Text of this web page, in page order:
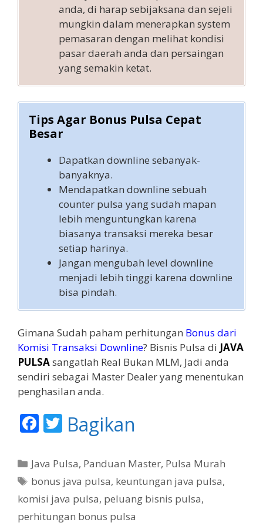
anda, di harap sebijaksana dan sejeli
mungkin dalam menerapkan system
pemasaran dengan melihat kondisi
pasar daerah anda dan persaingan
yang semakin ketat.
Tips Agar Bonus Pulsa Cepat
Besar
Dapatkan downline sebanyak-
banyaknya.
Mendapatkan downline sebuah
counter pulsa yang sudah mapan
lebih menguntungkan karena
biasanya transaksi mereka besar
setiap harinya.
Jangan mengubah level downline
menjadi lebih tinggi karena downline
bisa pindah.
Gimana Sudah paham perhitungan Bonus dari
Komisi Transaksi Downline? Bisnis Pulsa di JAVA
PULSAsangatlah Real Bukan MLM, Jadi anda
sendiri sebagai Master Dealer yang menentukan
penghasilan anda.
F
e
b
o
o
T
itt
er
Bagikan
K
a
e
g
Java Pulsa, Panduan Master, Pulsa Murah
T
a
bonus java pulsa, keuntungan java pulsa,
komisi java pulsa, peluang bisnis pulsa,
perhitungan bonus pulsa